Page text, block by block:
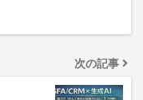
次の記事